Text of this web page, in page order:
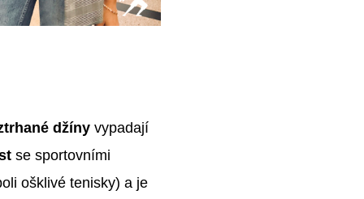
džíny vypadají
se sportovními
ošklivé tenisky) a je